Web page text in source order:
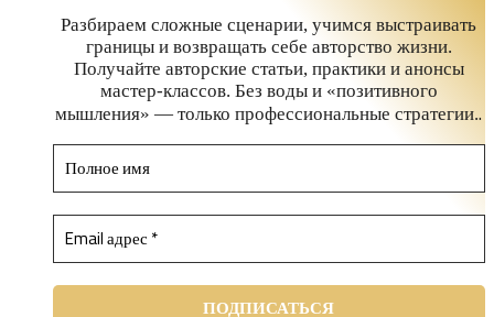
Разбираем сложные сценарии, учимся выстраивать
границы и возвращать себе авторство жизни.
Получайте авторские статьи, практики и анонсы
мастер-классов. Без воды и «позитивного
мышления» — только профессиональные стратегии..